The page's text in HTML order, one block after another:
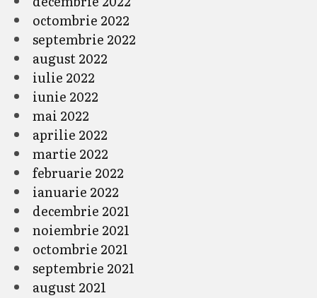
octombrie 2022
septembrie 2022
august 2022
iulie 2022
iunie 2022
mai 2022
aprilie 2022
martie 2022
februarie 2022
ianuarie 2022
decembrie 2021
noiembrie 2021
octombrie 2021
septembrie 2021
august 2021